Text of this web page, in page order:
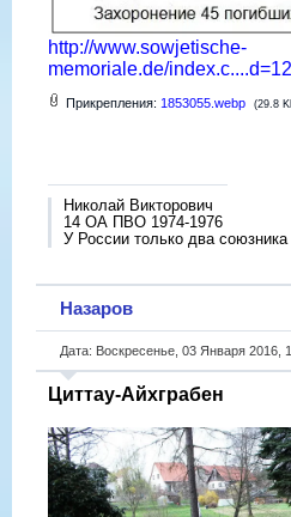
http://www.sowjetische-
memoriale.de/
Прикрепления: 1853055.webp (29.8
Николай Викторович
14 ОА ПВО 1974-1976
У России только два
Назаров
Дата: Воскресенье, 03 Января 2016,
Циттау-Айхграбен